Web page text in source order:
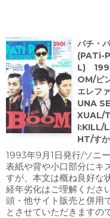
パチ・
(PATi-
L)
OM/ピ
エレフ
UNA
XUAL/
I:KILL/
HT/す
1993年9月1日発行/ソニ
表紙や背や小口部分にキ
すが、本文は概ね良好な
経年劣化はご理解くださ
頭・他サイト販売と併用
とさせていただきますの